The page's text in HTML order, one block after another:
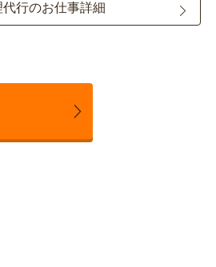
代行のお仕事詳細